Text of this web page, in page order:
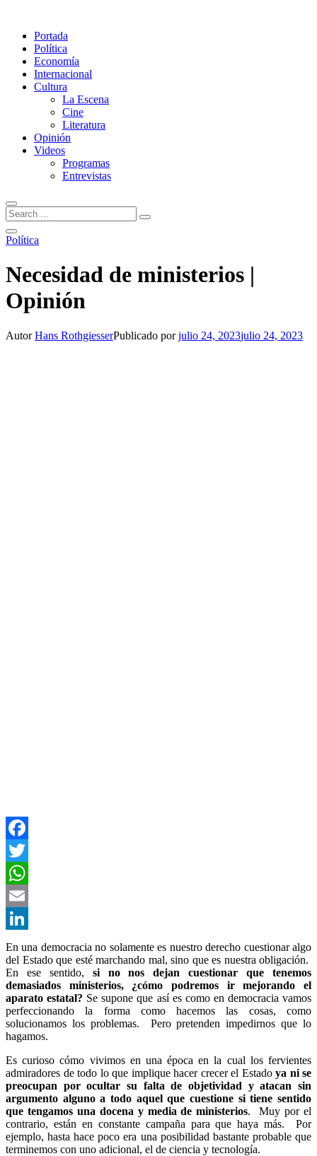
Portada
Política
Economía
Internacional
Cultura
La Escena
Cine
Literatura
Opinión
Videos
Programas
Entrevistas
Política
Necesidad de ministerios |
Opinión
AutorHans RothgiesserPublicado porjulio 24, 2023julio 24, 2023
Facebook
Twitter
WhatsApp
Email
LinkedIn
En una democracia no solamente es nuestro derecho cuestionar algo
del Estado que esté marchando mal, sino que es nuestra obligación.
En ese sentido, si no nos dejan cuestionar que tenemos
demasiados ministerios, ¿cómo podremos ir mejorando el
aparato estatal? Se supone que así es como en democracia vamos
perfeccionando la forma como hacemos las cosas, como
solucionamos los problemas. Pero pretenden impedirnos que lo
hagamos.
Es curioso cómo vivimos en una época en la cual los fervientes
admiradores de todo lo que implique hacer crecer el Estado ya ni se
preocupan por ocultar su falta de objetividad y atacan sin
argumento alguno a todo aquel que cuestione si tiene sentido
que tengamos una docena y media de ministerios. Muy por el
contrario, están en constante campaña para que haya más. Por
ejemplo, hasta hace poco era una posibilidad bastante probable que
terminemos con uno adicional, el de ciencia y tecnología.